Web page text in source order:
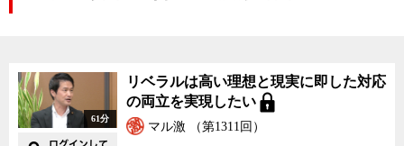
61分
リベラルは高い理想と現実に即した対応
の両立を実現したい
マル激 （第1311回）